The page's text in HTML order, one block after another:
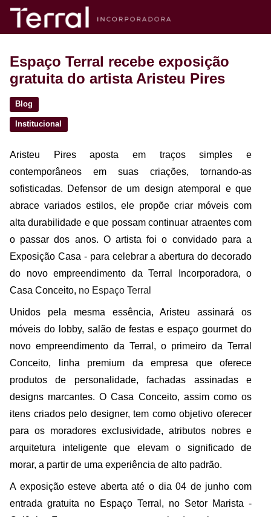
Espaço Terral recebe exposição
gratuita do artista Aristeu Pires
Blog
Institucional
Aristeu Pires aposta em traços simples e
contemporâneos em suas criações, tornando-as
sofisticadas. Defensor de um design atemporal e que
abrace variados estilos, ele propõe criar móveis com
alta durabilidade e que possam continuar atraentes com
o passar dos anos. O artista foi o convidado para a
Exposição Casa - para celebrar a abertura do decorado
do novo empreendimento da Terral Incorporadora, o
Casa Conceito, no Espaço Terral
Unidos pela mesma essência, Aristeu assinará os
móveis do lobby, salão de festas e espaço gourmet do
novo empreendimento da Terral, o primeiro da Terral
Conceito, linha premium da empresa que oferece
produtos de personalidade, fachadas assinadas e
designs marcantes. O Casa Conceito, assim como os
itens criados pelo designer, tem como objetivo oferecer
para os moradores exclusividade, atributos nobres e
arquitetura inteligente que elevam o significado de
morar, a partir de uma experiência de alto padrão.
A exposição esteve aberta até o dia 04 de junho com
entrada gratuita no Espaço Terral, no Setor Marista -